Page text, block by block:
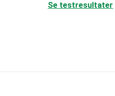
Se testresultater